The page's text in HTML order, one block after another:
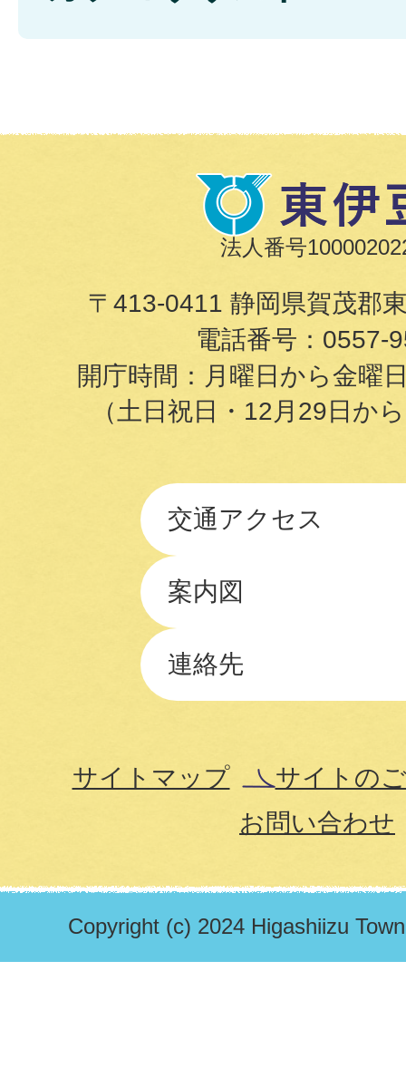
法人番号
〒413-0411 静岡県賀茂郡
電話番号： 0557-
開庁時間：月曜日から金曜
（土日祝日・12月29日か
交通アクセス
案内図
連絡先
サイトマップ
サイトの
お問い合わせ
Copyright (c) 2024 Higashiizu